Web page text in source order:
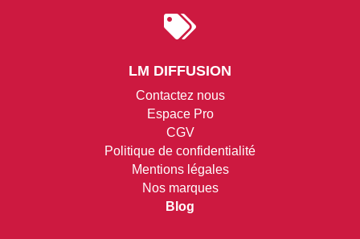

LM DIFFUSION
Contactez nous
Espace Pro
CGV
Politique de confidentialité
Mentions légales
Nos marques
Blog